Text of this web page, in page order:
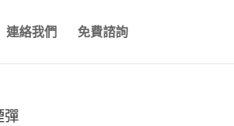
連絡我們 免費諮詢
彈